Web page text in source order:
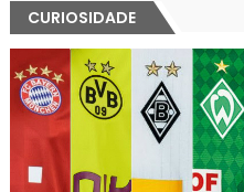
CURIOSIDADE